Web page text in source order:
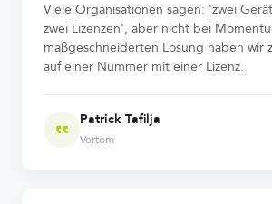
Viele Organisationen sagen: 'zwei
zwei Lizenzen', aber nicht bei
maßgeschneiderten Lösung haben wir
auf einer Nummer mit einer Lizenz.
Patrick Tafilja
Vertom